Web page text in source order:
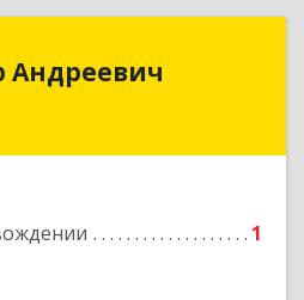
Андреевич
1
обл, Артемовский г,